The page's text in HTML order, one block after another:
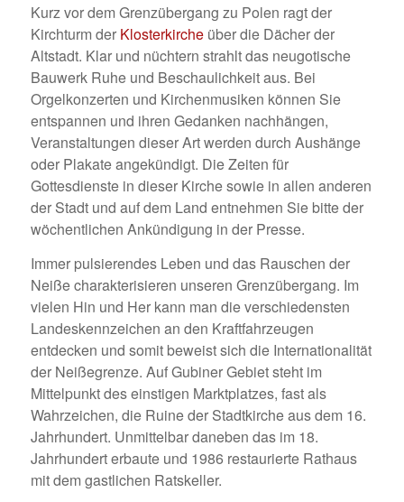
Kurz vor dem Grenzübergang zu Polen ragt der
Kirchturm der Klosterkircheüber die Dächer der
Altstadt. Klar und nüchtern strahlt das neugotische
Bauwerk Ruhe und Beschaulichkeit aus. Bei
Orgelkonzerten und Kirchenmusiken können Sie
entspannen und ihren Gedanken nachhängen,
Veranstaltungen dieser Art werden durch Aushänge
oder Plakate angekündigt. Die Zeiten für
Gottesdienste in dieser Kirche sowie in allen anderen
der Stadt und auf dem Land entnehmen Sie bitte der
wöchentlichen Ankündigung in der Presse.
Immer pulsierendes Leben und das Rauschen der
Neiße charakterisieren unseren Grenzübergang. Im
vielen Hin und Her kann man die verschiedensten
Landeskennzeichen an den Kraftfahrzeugen
entdecken und somit beweist sich die Internationalität
der Neißegrenze. Auf Gubiner Gebiet steht im
Mittelpunkt des einstigen Marktplatzes, fast als
Wahrzeichen, die Ruine der Stadtkirche aus dem 16.
Jahrhundert. Unmittelbar daneben das im 18.
Jahrhundert erbaute und 1986 restaurierte Rathaus
mit dem gastlichen Ratskeller.